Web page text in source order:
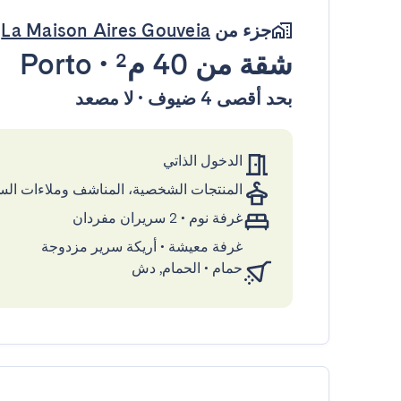
جزء من La Maison Aires Gouveia
شقة من 40 م² •
Porto
بحد أقصى 4 ضيوف • لا مصعد
الدخول الذاتي
المنتجات الشخصية، المناشف وملاءات
غرفة نوم • 2 سريران مفردان
غرفة معيشة • أريكة سرير مزدوجة
حمام • الحمام, دش